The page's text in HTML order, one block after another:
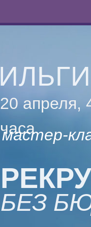
20 апреля,
часа
мастер-
БЕЗ